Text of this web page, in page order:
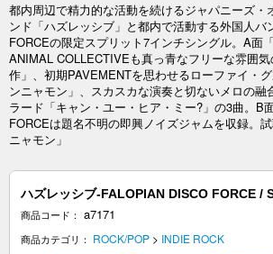
都内周辺で精力的な活動を続けるジャパニーズ・
ンド「ハズレッシブ」と都内で活動する外国人バ
FORCEの限定スプリット7インチシングル。A面
ANIMAL COLLECTIVEも真っ青なフリーな雰囲
作」、初期PAVEMENTを思わせるローファイ・
ンニャモン」、スカスカな演奏と切ないメロの融
ラード「キャン・ユー・ヒア・ミー?」の3曲。B
FORCEは題名不明の即興ノイズジャムを収録。
ニャモン」
ハズレッシブ-FALOPIAN DISCO FORCE /
商品コード： a7171
商品カテゴリ： ROCK/POP > INDIE ROCK